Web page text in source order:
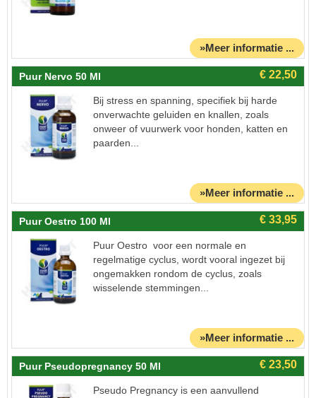
»Meer informatie ...
Puur Nervo 50 Ml
Bij stress en spanning, specifiek bij harde
onverwachte geluiden en knallen, zoals
onweer of vuurwerk voor honden, katten en
paarden...
»Meer informatie ...
Puur Oestro 100 Ml
Puur Oestro voor een normale en
regelmatige cyclus, wordt vooral ingezet bij
ongemakken rondom de cyclus, zoals
wisselende stemmingen...
»Meer informatie ...
Puur Pseudopregnancy 50 Ml
Pseudo Pregnancy is een aanvullend